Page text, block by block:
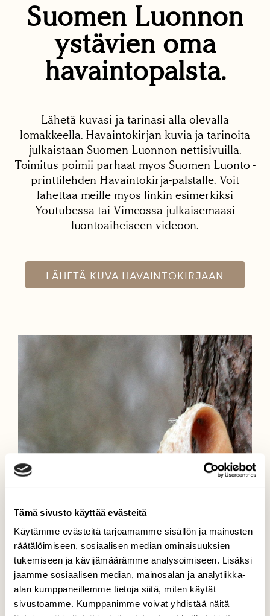
Tämä sivusto käyttää evästeitä
Käytämme evästeitä tarjoamamme sisällön ja mainosten
räätälöimiseen, sosiaalisen median ominaisuuksien
tukemiseen ja kävijämäärämme analysoimiseen. Lisäksi
jaamme sosiaalisen median, mainosalan ja analytiikka-
alan kumppaneillemme tietoja siitä, miten käytät
sivustoamme. Kumppanimme voivat yhdistää näitä
Suomen Luonnon
ystävien oma
havaintopalsta.
Lähetä kuvasi ja tarinasi alla olevalla
lomakkeella. Havaintokirjan kuvia ja tarinoita
julkaistaan Suomen Luonnon nettisivuilla.
Toimitus poimii parhaat myös Suomen Luonto -
printtilehden Havaintokirja-palstalle. Voit
lähettää meille myös linkin esimerkiksi
Youtubessa tai Vimeossa julkaisemaasi
luontoaiheiseen videoon.
LÄHETÄ KUVA HAVAINTOKIRJAAN